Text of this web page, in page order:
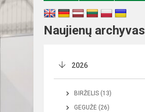
Naujienų archyvas
2026
BIRŽELIS (13)
GEGUŽĖ (26)